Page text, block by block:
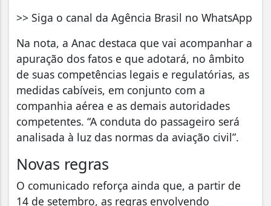
>> Siga o canal da Agência Brasil no WhatsApp
Na nota, a Anac destaca que vai acompanhar a
apuração dos fatos e que adotará, no âmbito
de suas competências legais e regulatórias, as
medidas cabíveis, em conjunto com a
companhia aérea e as demais autoridades
competentes. “A conduta do passageiro será
analisada à luz das normas da aviação civil”.
Novas regras
O comunicado reforça ainda que, a partir de
14 de setembro, as regras envolvendo